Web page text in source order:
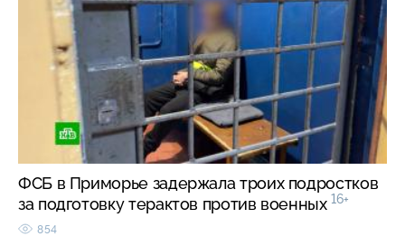
ФСБ в Приморье задержала троих подростков
за подготовку терактов против военных 16+
854